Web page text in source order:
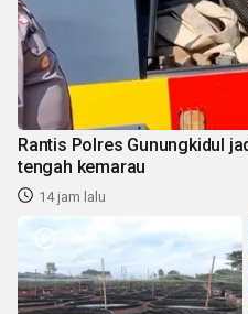
Rantis Polres Gunungkidul
tengah kemarau
14 jam lalu